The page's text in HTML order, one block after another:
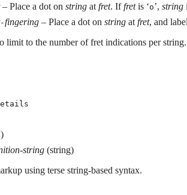
– Place a dot on string at fret. Iffretis ‘o’, string
-fingering – Place a dot on string at fret, and
limit to the number of fret indications per string.
)
string (string)
using terse string-based syntax.